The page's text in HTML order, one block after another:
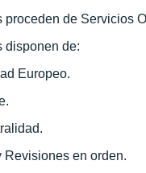
proceden de Servicios
disponen de:
Europeo.
Revisiones en orden.